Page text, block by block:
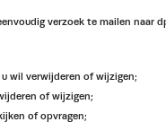
verzoek te mailen naar
wil verwijderen of wijzigen;
of wijzigen;
of opvragen;